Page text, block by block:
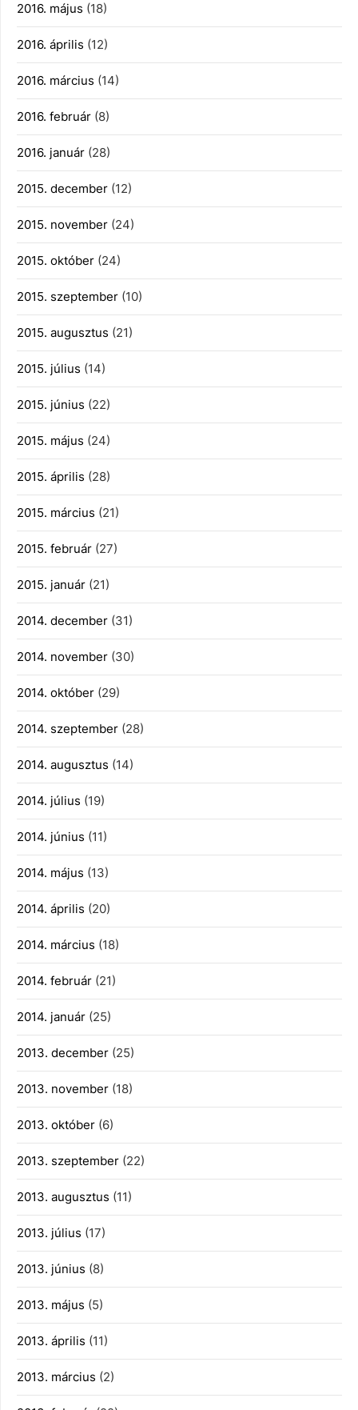
2016. május (18)
2016. április (12)
2016. március (14)
2016. február (8)
2016. január (28)
2015. december (12)
2015. november (24)
2015. október (24)
2015. szeptember (10)
2015. augusztus (21)
2015. július (14)
2015. június (22)
2015. május (24)
2015. április (28)
2015. március (21)
2015. február (27)
2015. január (21)
2014. december (31)
2014. november (30)
2014. október (29)
2014. szeptember (28)
2014. augusztus (14)
2014. július (19)
2014. június (11)
2014. május (13)
2014. április (20)
2014. március (18)
2014. február (21)
2014. január (25)
2013. december (25)
2013. november (18)
2013. október (6)
2013. szeptember (22)
2013. augusztus (11)
2013. július (17)
2013. június (8)
2013. május (5)
2013. április (11)
2013. március (2)